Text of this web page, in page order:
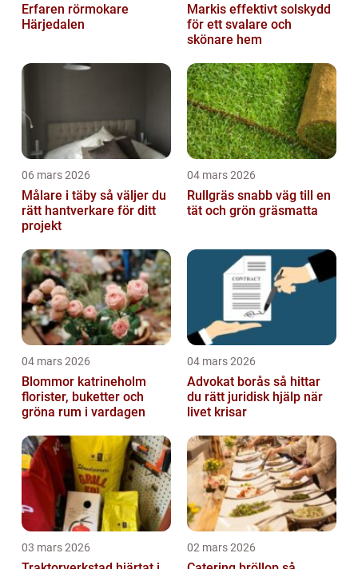
Erfaren rörmokare
Härjedalen
Markis effektivt solskydd
för ett svalare och
skönare hem
06 mars 2026
Målare i täby så väljer du
rätt hantverkare för ditt
projekt
04 mars 2026
Rullgräs snabb väg till en
tät och grön gräsmatta
04 mars 2026
Blommor katrineholm
florister, buketter och
gröna rum i vardagen
04 mars 2026
Advokat borås så hittar
du rätt juridisk hjälp när
livet krisar
03 mars 2026 02 mars 2026